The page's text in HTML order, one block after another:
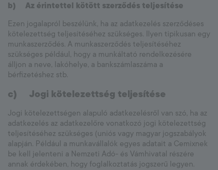
b) Az érintettel kötött szerződés teljesítése
Ezen jogalapról beszélünk, ha az adatkezelés szerződéses
kötelezettség teljesítéséhez szükséges. Ilyen tipikusan egy
munkaszerződés. A munkaszerződés teljesítéséhez
szükséges például, hogy a munkáltató rendelkezésére
álljon a neve, lakóhelye, a bankszámlaszáma a
bérfizetéshez stb.
c) Jogi kötelezettség teljesítése
Jogi kötelezettségen alapuló adatkezelésről van szó, ha az
adatkezelés az adatkezelőre vonatkozó jogi kötelezettség
teljesítéséhez szükséges (uniós vagy magyar jogszabályok
alapján. Például a munkavállalók egyes adatait a Cemixnek
be kell jelenteni a Nemzeti Adó- és Vámhivatal részére
annak érdekében, hogy foglalkoztatás jogszerű legyen.